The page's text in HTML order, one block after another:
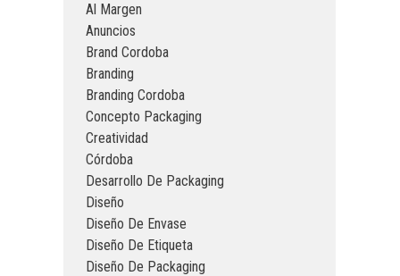
Al Margen
Anuncios
Brand Cordoba
Branding
Branding Cordoba
Concepto Packaging
Creatividad
Córdoba
Desarrollo De Packaging
Diseño
Diseño De Envase
Diseño De Etiqueta
Diseño De Packaging